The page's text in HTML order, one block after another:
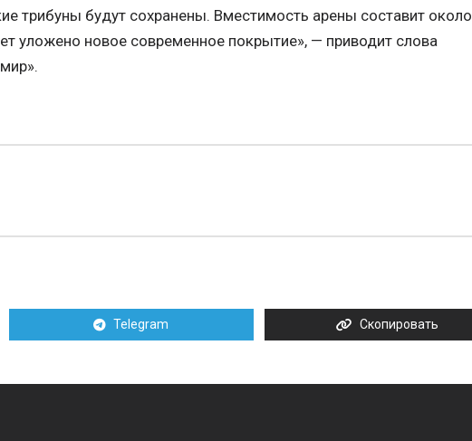
трибуны будут сохранены. Вместимость арены составит около
уложено новое современное покрытие», — приводит слова
Telegram Скопировать